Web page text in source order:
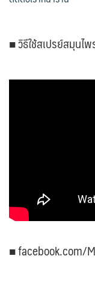
■ วิธีใช้สเปรย์สมุนไ
■ facebook.com/